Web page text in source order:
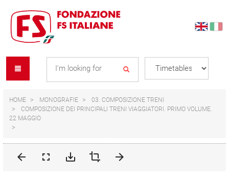
content
navigation
menu
HOME MONOGRAFIE
03. COMPOSIZIONE TRENI
COMPOSIZIONE DEI PRINCIPALI TRENI VIAGGIATORI. PRIMO VOLUME.
22 MAGGIO